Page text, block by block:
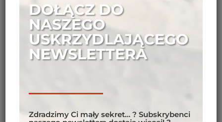
DOŁĄCZ DO
NASZEGO
USKRZYDLAJĄCEGO
NEWSLETTERA
Zdradzimy Ci mały sekret… ? Subskrybenci